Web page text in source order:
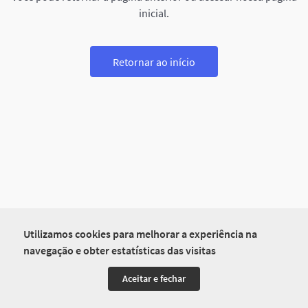
Utilizamos cookies para melhorar a experiência na
navegação e obter estatísticas das visitas
Aceitar e fechar
inicial.
Retornar ao início